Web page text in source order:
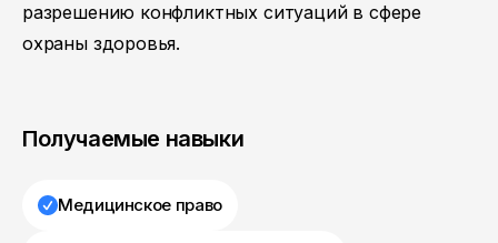
разрешению конфликтных ситуаций в сфере
охраны здоровья.
Получаемые навыки
Медицинское право